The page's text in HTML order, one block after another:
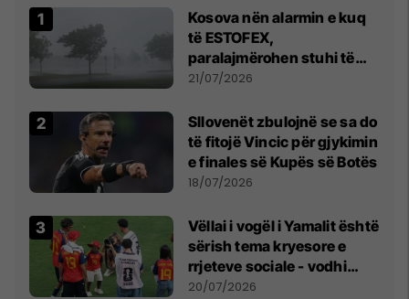
Kosova nën alarmin e kuq
të ESTOFEX,
paralajmërohen stuhi të
fuqishme me breshër dhe
21/07/2026
Sllovenët zbulojnë se sa do
të fitojë Vincic për gjykimin
e finales së Kupës së Botës
18/07/2026
Vëllai i vogël i Yamalit është
sërish tema kryesore e
rrjeteve sociale - vodhi
vëmendjen pas finales së
20/07/2026